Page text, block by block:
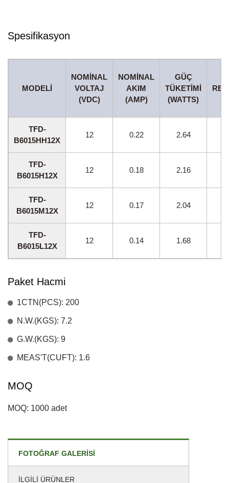
Spesifikasyon
MODELI
NOMINAL
VOLTAJ
(VDC)
NOMINAL
AKIM
(AMP)
GÜÇ
TÜKETIMI
(WATTS)
TFD-
B6015HH12X
12 0.22 2.64
TFD-
B6015H12X
12 0.18 2.16
TFD-
B6015M12X
12 0.17 2.04
TFD-
B6015L12X
12 0.14 1.68
Paket Hacmi
1CTN(PCS): 200
N.W.(KGS): 7.2
G.W.(KGS): 9
MEAS'T(CUFT): 1.6
MOQ
MOQ: 1000 adet
FOTOĞRAF GALERISI
İLGILI ÜRÜNLER